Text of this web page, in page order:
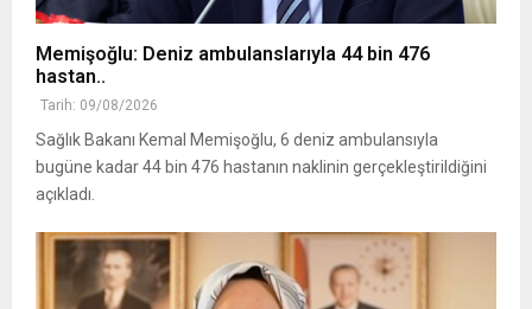
Memişoğlu: Deniz ambulanslarıyla 44 bin 476
hastan..
Tarih: 09/08/2026
Sağlık Bakanı Kemal Memişoğlu, 6 deniz ambulansıyla
bugüne kadar 44 bin 476 hastanın naklinin gerçekleştirildiğini
açıkladı.